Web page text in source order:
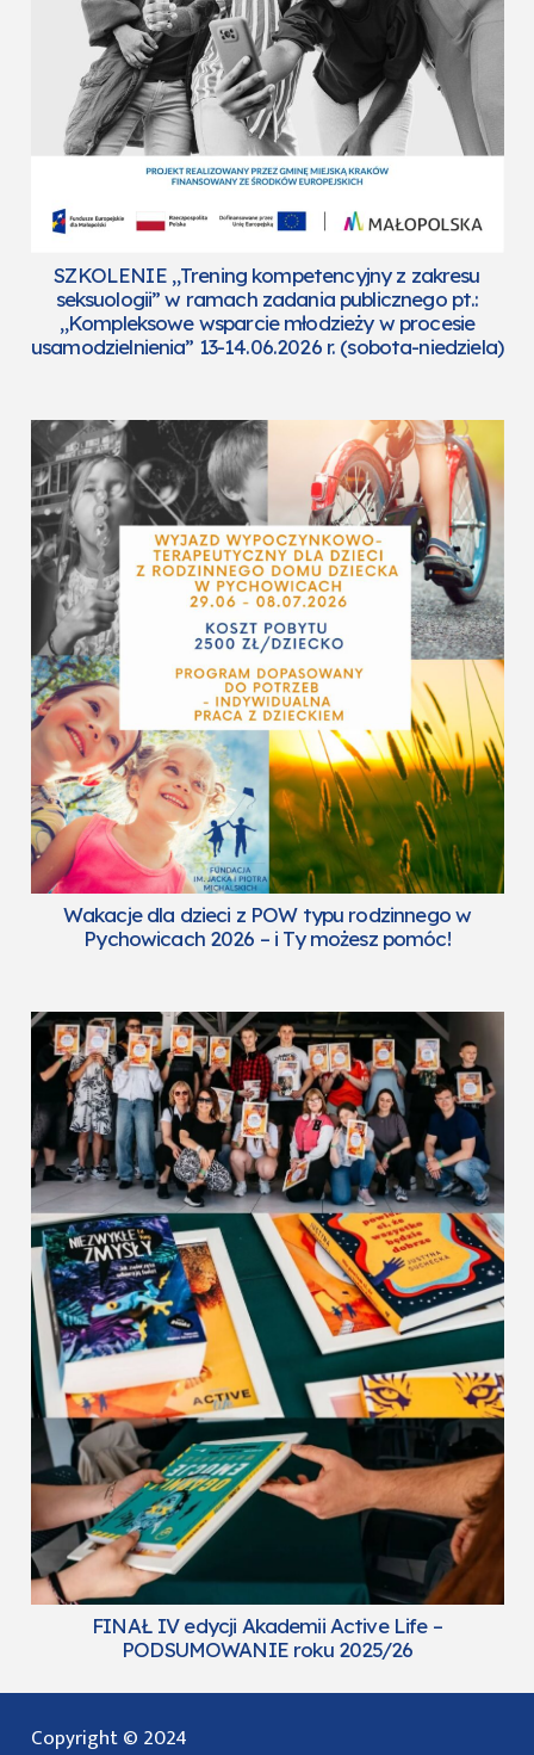
SZKOLENIE „Trening kompetencyjny z zakresu
seksuologii” w ramach zadania publicznego pt.:
„Kompleksowe wsparcie młodzieży w procesie
usamodzielnienia” 13-14.06.2026 r. (sobota-niedziela)
Wakacje dla dzieci z POW typu rodzinnego w
Pychowicach 2026 – i Ty możesz pomóc!
FINAŁ IV edycji Akademii Active Life –
PODSUMOWANIE roku 2025/26
Copyright © 2024